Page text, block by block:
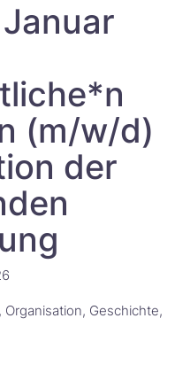
(m/w/d)
der
Organisation Geschichte